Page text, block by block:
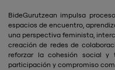
BideGurutzean impulsa
espacios de encuentro,
una perspectiva feminista,
creación de redes de
reforzar la cohesión social y
participación y compromiso